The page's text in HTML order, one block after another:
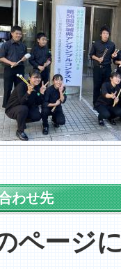
わせ先
ページ